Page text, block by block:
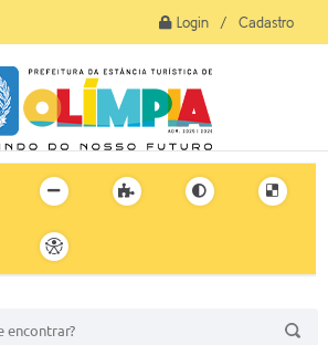
Login / Cadastro